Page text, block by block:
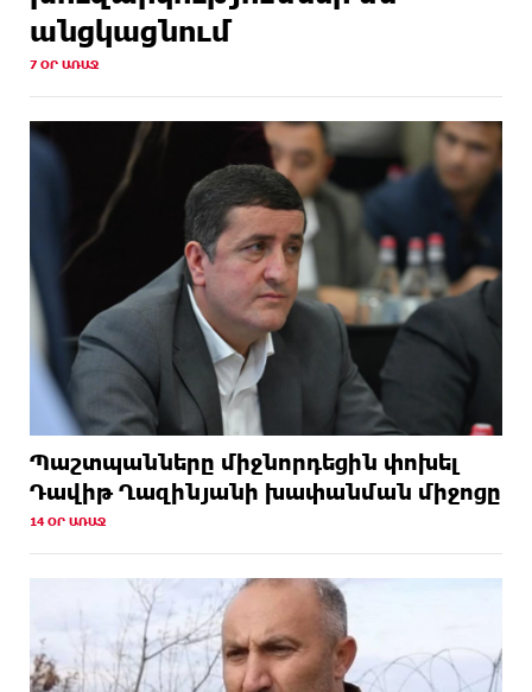
անցկացնում
7 ՕՐ ԱՌԱՋ
Պաշտպանները միջնորդեցին փոխել
Դավիթ Ղազինյանի խափանման միջոցը
14 ՕՐ ԱՌԱՋ